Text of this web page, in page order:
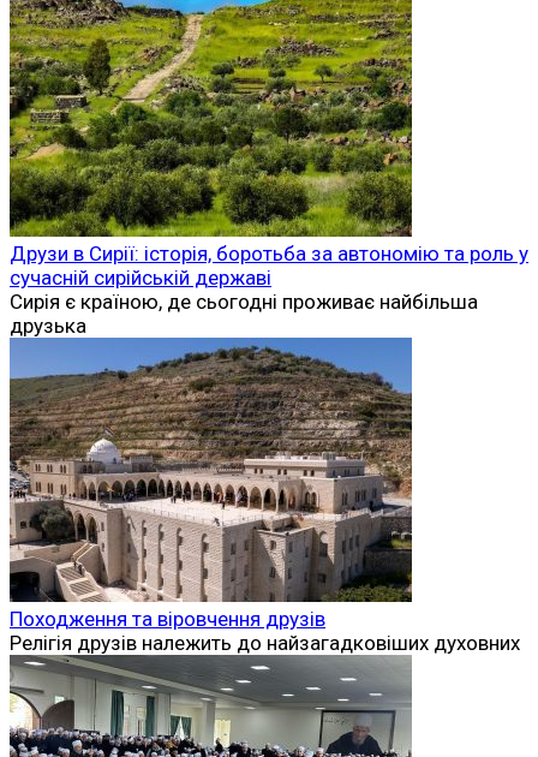
Друзи в Сирії: історія, боротьба за автономію та роль у
сучасній сирійській державі
Сирія є країною, де сьогодні проживає найбільша
друзька
Походження та віровчення друзів
Релігія друзів належить до найзагадковіших духовних